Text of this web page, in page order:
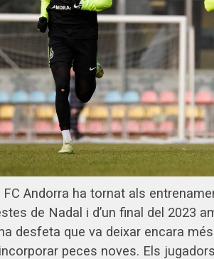
FC Andorra ha tornat als
de Nadal i d’un final del 2023
desfeta que va deixar encara
peces noves. Els